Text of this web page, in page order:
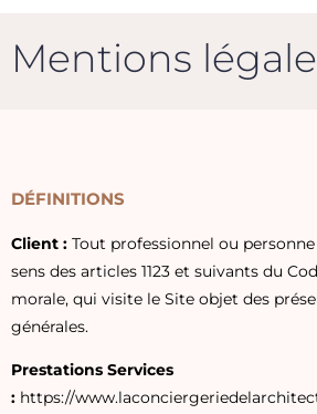
Mentions
DÉFINITIONS
Client : Tout professionnel ou
sens des articles 1123 et suivants du
morale, qui visite le Site objet des
générales.
Prestations Services
: https://